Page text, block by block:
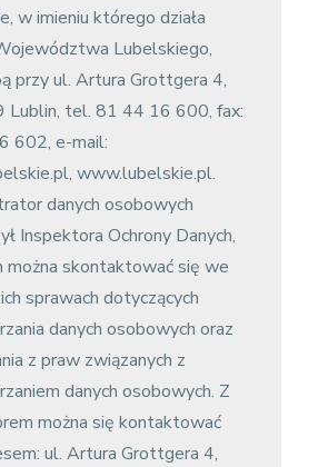
w imieniu którego działa
Lubelskiego,
przy ul. Artura Grottgera 4,
Lublin, tel. 81 44 16 600, fax:
602, e-mail:
www.lubelskie.pl.
danych osobowych
Inspektora Ochrony Danych,
można skontaktować się we
sprawach dotyczących
danych osobowych oraz
z praw związanych z
danych osobowych. Z
można się kontaktować
ul. Artura Grottgera 4,